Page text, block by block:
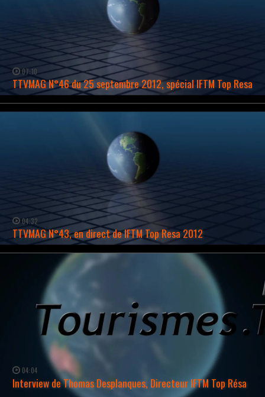
07:10
TTVMAG N°46 du 25 septembre 2012, spécial IFTM Top Resa
WATCH NOW →
04:32
TTVMAG N°43, en direct de IFTM Top Resa 2012
WATCH NOW →
04:04
Interview de Thomas Desplanques, Directeur IFTM Top Résa